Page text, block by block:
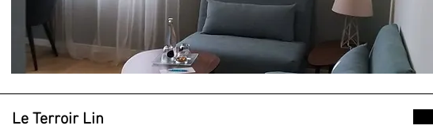
Le Terroir Lin